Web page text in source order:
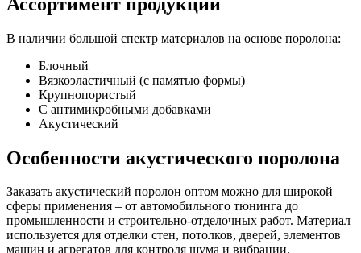
В наличии большой спектр материалов на основе поролона:
Блочный
Вязкоэластичный (с памятью формы)
Крупнопористый
С антимикробными добавками
Акустический
Особенности акустического поролона
Заказать акустический поролон оптом можно для широкой
сферы применения – от автомобильного тюнинга до
промышленности и строительно-отделочных работ. Материал
используется для отделки стен, потолков, дверей, элементов
машин и агрегатов для контроля шума и вибрации.